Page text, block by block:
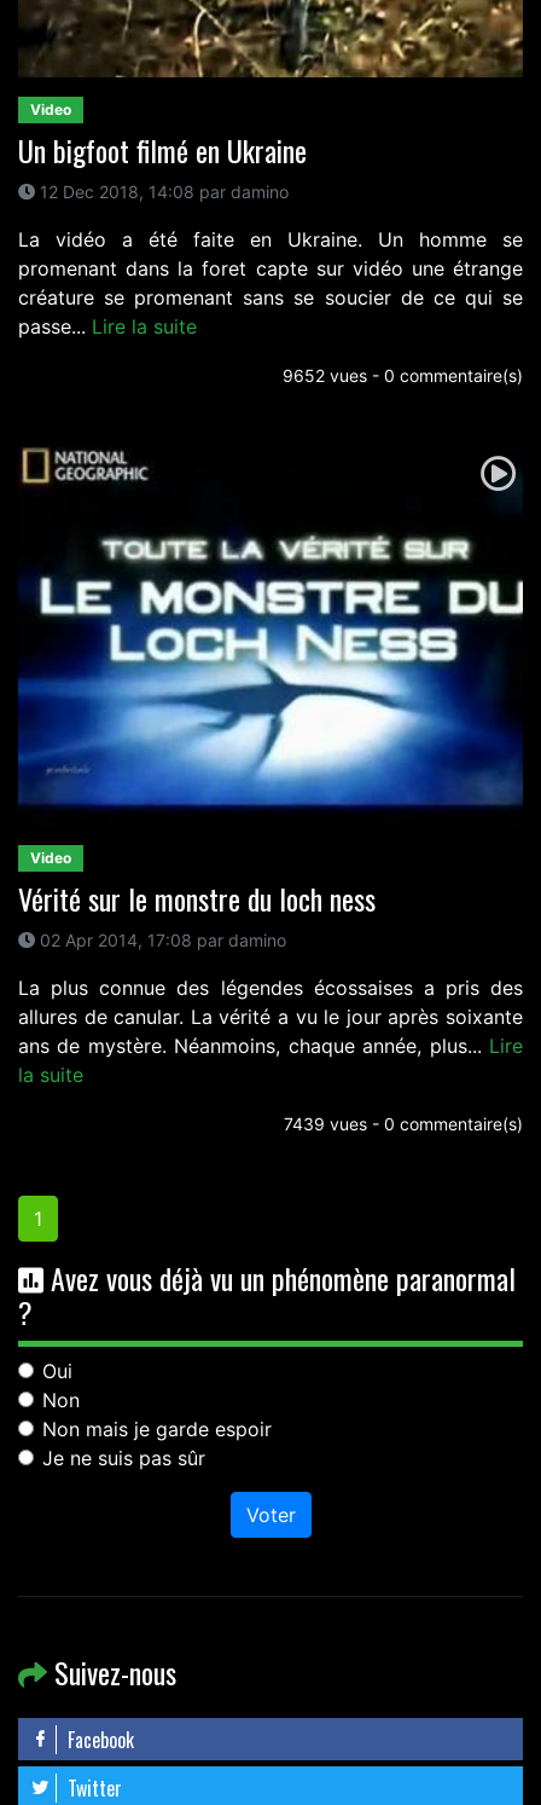
Video
Un bigfoot filmé en Ukraine
12 Dec 2018, 14:08 par damino
La vidéo a été faite en Ukraine. Un homme se
promenant dans la foret capte sur vidéo une étrange
créature se promenant sans se soucier de ce qui se
passe... Lire la suite
9652 vues - 0 commentaire(s)
Video
Vérité sur le monstre du loch ness
02 Apr 2014, 17:08 par damino
La plus connue des légendes écossaises a pris des
allures de canular. La vérité a vu le jour après soixante
ans de mystère. Néanmoins, chaque année, plus... Lire
la suite
7439 vues - 0 commentaire(s)
1
Avez vous déjà vu un phénomène paranormal
?
Oui
Non
Non mais je garde espoir
Je ne suis pas sûr
Voter
Suivez-nous
Facebook
Twitter